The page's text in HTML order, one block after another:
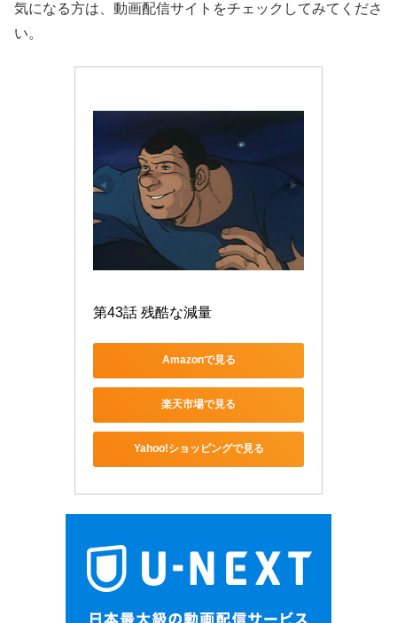
気になる方は、動画配信サイトをチェックしてみてくださ
い。
第43話 残酷な減量
Amazonで見る
楽天市場で見る
Yahoo!ショッピングで見る